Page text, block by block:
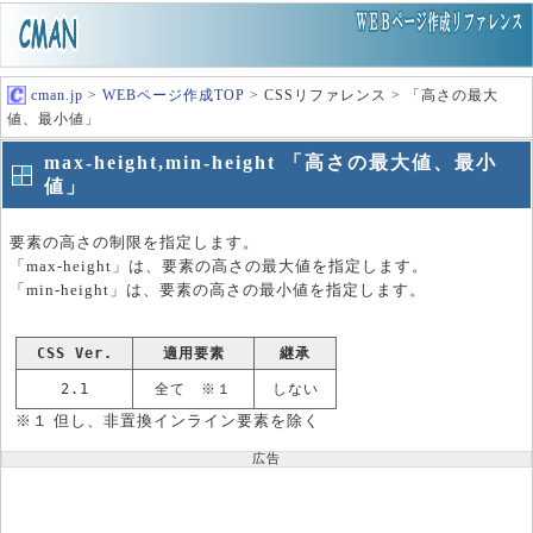
cman.jp > WEBページ作成TOP > CSSリファレンス > 「高さの最大
値、最小値」
max-height,min-height 「高さの最大値、最小
値」
要素の高さの制限を指定します。
「max-height」は、要素の高さの最大値を指定します。
「min-height」は、要素の高さの最小値を指定します。
CSS Ver. 適用要素 継承
2.1 全て ※１ しない
※１ 但し、非置換インライン要素を除く
広告